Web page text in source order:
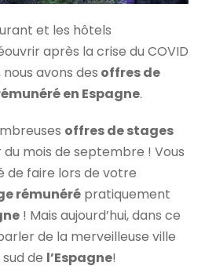
et les hôtels
après la crise du COVID
nous avons des offres de
en Espagne.
offres de stages
mois de septembre ! Vous
de faire lors de votre
rémunéré pratiquement
! Mais aujourd’hui, dans ce
de la merveilleuse ville
de l’Espagne!